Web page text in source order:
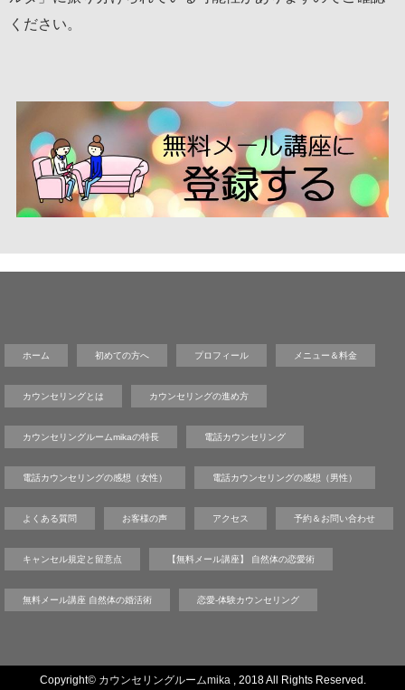
ください。
ホーム 初めての方へ プロフィール メニュー＆料金
カウンセリングとは カウンセリングの進め方
カウンセリングルームmikaの特長 電話カウンセリング
電話カウンセリングの感想（女性） 電話カウンセリングの感想（男性）
よくある質問 お客様の声 アクセス 予約＆お問い合わせ
キャンセル規定と留意点 【無料メール講座】 自然体の恋愛術
無料メール講座 自然体の婚活術 恋愛-体験カウンセリング
Copyright© カウンセリングルームmika, 2018 All Rights Reserved.